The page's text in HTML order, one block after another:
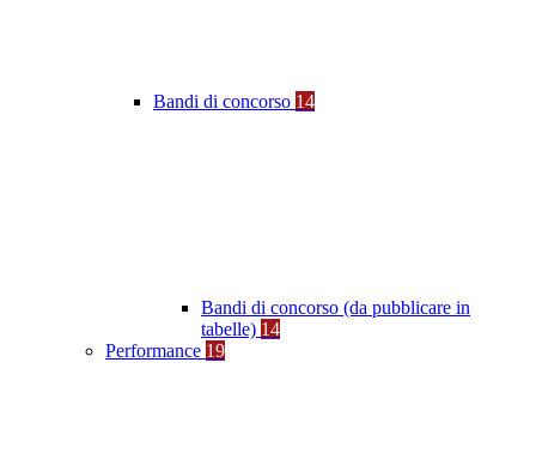
Bandi di concorso 14
Bandi di concorso (da pubblicare in
tabelle) 14
Performance 19